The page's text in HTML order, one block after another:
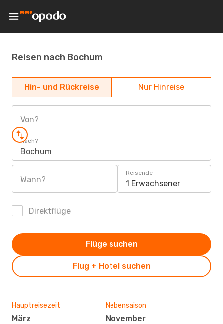
Reisen nach Bochum
Hin- und Rückreise Nur Hinreise
Von?
Nach?
Bochum
Wann?
Reisende
1 Erwachsener
Direktflüge
Flug + Hotel suchen
Flüge suchen
Hauptreisezeit
März
Nebensaison
November